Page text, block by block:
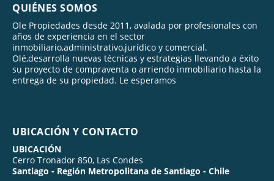
QUIÉNES SOMOS
Ole Propiedades desde 2011, avalada por profesionales con
años de experiencia en el sector
inmobiliario,administrativo,jurídico y comercial.
Olé,desarrolla nuevas técnicas y estrategias llevando a éxito
su proyecto de compraventa o arriendo inmobiliario hasta la
entrega de su propiedad. Le esperamos
UBICACIÓN Y CONTACTO
UBICACIÓN
Cerro Tronador 850, Las Condes
Santiago - Región Metropolitana de Santiago - Chile